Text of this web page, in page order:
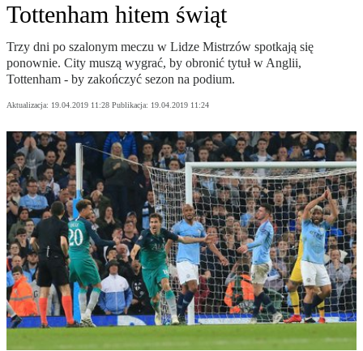
Tottenham hitem świąt
Trzy dni po szalonym meczu w Lidze Mistrzów spotkają się
ponownie. City muszą wygrać, by obronić tytuł w Anglii,
Tottenham - by zakończyć sezon na podium.
Aktualizacja: 19.04.2019 11:28 Publikacja: 19.04.2019 11:24